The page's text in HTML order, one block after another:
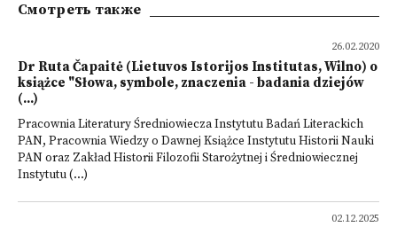
Смотреть также
26.02.2020
Dr Ruta Čapaitė (Lietuvos Istorijos Institutas, Wilno) o
książce "Słowa, symbole, znaczenia - badania dziejów
(...)
Pracownia Literatury Średniowiecza Instytutu Badań Literackich
PAN, Pracownia Wiedzy o Dawnej Książce Instytutu Historii Nauki
PAN oraz Zakład Historii Filozofii Starożytnej i Średniowiecznej
Instytutu (...)
02.12.2025